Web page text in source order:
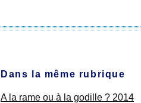
Dans la même rubrique
A la rame ou à la godille ? 2014